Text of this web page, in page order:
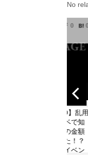
No
0 0
【ポケモンGO】
でもくる？ドイツ
夜間に伝説レイド
催！！【海外情報